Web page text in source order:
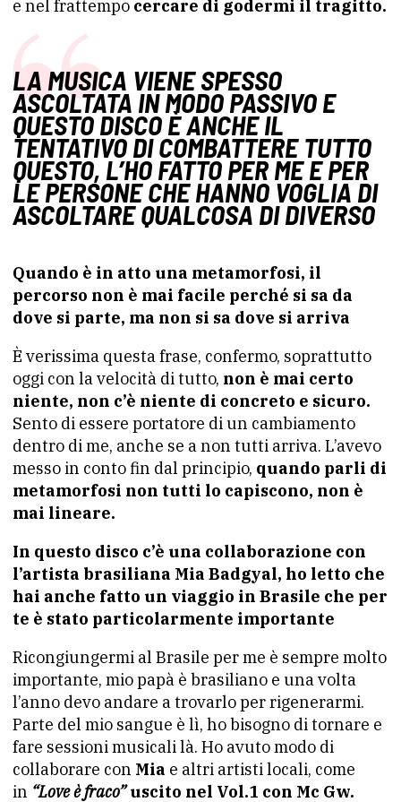
e nel frattempo cercare di godermi il tragitto.
LA MUSICA VIENE SPESSO
ASCOLTATA IN MODO PASSIVO E
QUESTO DISCO È ANCHE IL
TENTATIVO DI COMBATTERE TUTTO
QUESTO, L’HO FATTO PER ME E PER
LE PERSONE CHE HANNO VOGLIA DI
ASCOLTARE QUALCOSA DI DIVERSO
Quando è in atto una metamorfosi, il
percorso non è mai facile perché si sa da
dove si parte, ma non si sa dove si arriva
È verissima questa frase, confermo, soprattutto
oggi con la velocità di tutto, non è mai certo
niente, non c’è niente di concreto e sicuro.
Sento di essere portatore di un cambiamento
dentro di me, anche se a non tutti arriva. L’avevo
messo in conto fin dal principio, quando parli di
metamorfosi non tutti lo capiscono, non è
mai lineare.
In questo disco c’è una collaborazione con
l’artista brasiliana Mia Badgyal, ho letto che
hai anche fatto un viaggio in Brasile che per
te è stato particolarmente importante
Ricongiungermi al Brasile per me è sempre molto
importante, mio papà è brasiliano e una volta
l’anno devo andare a trovarlo per rigenerarmi.
Parte del mio sangue è lì, ho bisogno di tornare e
fare sessioni musicali là. Ho avuto modo di
collaborare con Mia e altri artisti locali, come
in “Love è fraco”uscito nel Vol.1 con Mc Gw.